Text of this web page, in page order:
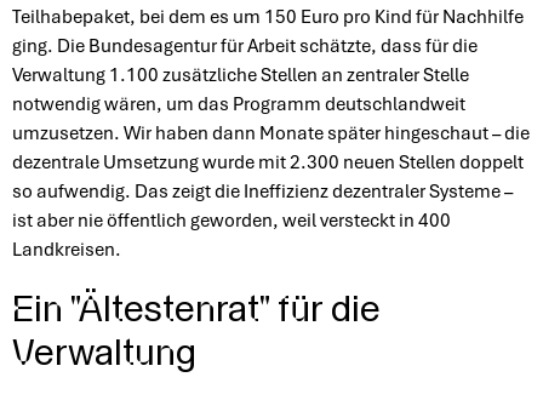
Teilhabepaket, bei dem es um 150 Euro pro Kind für Nachhilfe
ging. Die Bundesagentur für Arbeit schätzte, dass für die
Verwaltung 1.100 zusätzliche Stellen an zentraler Stelle
notwendig wären, um das Programm deutschlandweit
umzusetzen. Wir haben dann Monate später hingeschaut – die
dezentrale Umsetzung wurde mit 2.300 neuen Stellen doppelt
so aufwendig. Das zeigt die Ineffizienz dezentraler Systeme –
ist aber nie öffentlich geworden, weil versteckt in 400
Landkreisen.
Ein "Ältestenrat" für die
Verwaltung